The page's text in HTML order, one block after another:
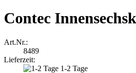
Contec
Art.Nr.:
8489
Lieferzeit:
1-2 Tage